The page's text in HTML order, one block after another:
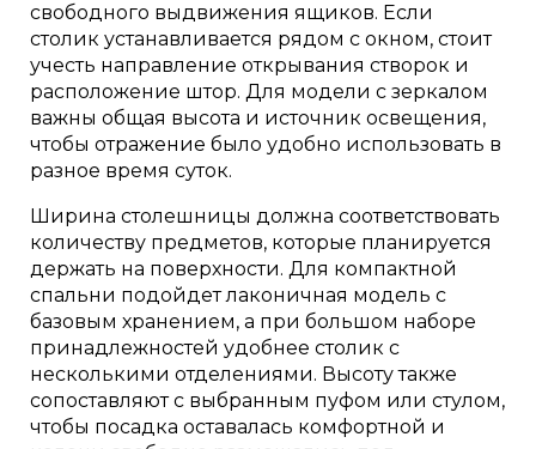
свободного выдвижения ящиков. Если
столик устанавливается рядом с окном, стоит
учесть направление открывания створок и
расположение штор. Для модели с зеркалом
важны общая высота и источник освещения,
чтобы отражение было удобно использовать в
разное время суток.
Ширина столешницы должна соответствовать
количеству предметов, которые планируется
держать на поверхности. Для компактной
спальни подойдет лаконичная модель с
базовым хранением, а при большом наборе
принадлежностей удобнее столик с
несколькими отделениями. Высоту также
сопоставляют с выбранным пуфом или стулом,
чтобы посадка оставалась комфортной и